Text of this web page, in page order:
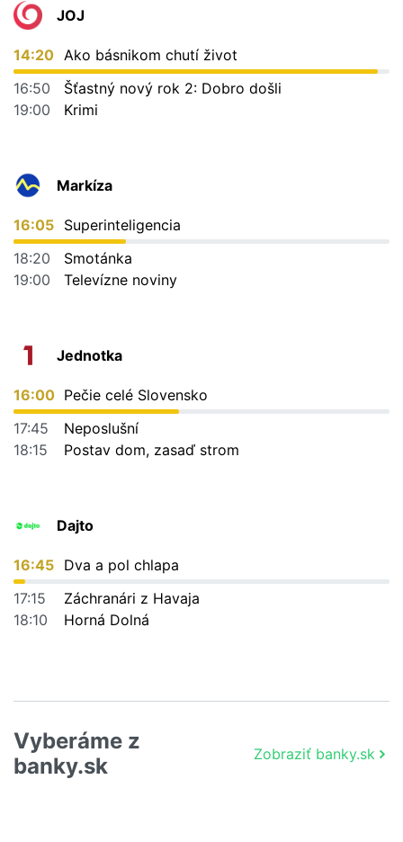
JOJ
14:20 Ako básnikom chutí život
16:50
Šťastný nový rok 2: Dobro došli
19:00
Krimi
Markíza
16:05 Superinteligencia
18:20
Smotánka
19:00
Televízne noviny
Jednotka
16:00 Pečie celé Slovensko
17:45
Neposlušní
18:15
Postav dom, zasaď strom
Dajto
16:45 Dva a pol chlapa
17:15
Záchranári z Havaja
18:10
Horná Dolná
Vyberáme z
banky.sk
Zobraziť banky.sk